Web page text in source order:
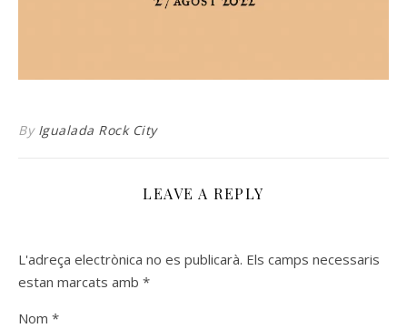
By Igualada Rock City
LEAVE A REPLY
L'adreça electrònica no es publicarà. Els camps necessaris
estan marcats amb *
Nom *